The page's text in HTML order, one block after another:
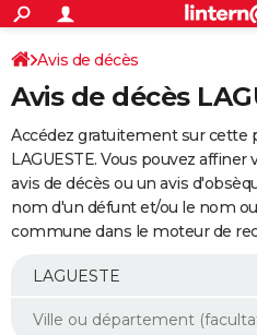
ACTUALITÉS
Politique
Société
Faits Divers
Education
Monde
Villes
+
SPORT
Coupe du monde 2026
Football
Tennis
Cyclisme
Rugby
Forum
Programme TV
TNTStreaming
Cinéma
Sorties cinéma
Musique
+
FINANCE
Retraite
Epargne
Immobilier
Risques naturels par ville
Banque
Assurance
AUTO
Essais
Réserver un essai
Citadines
Berlines
SUV
Forum auto
+
Mobiles
Meilleur smartphone
Internet
Ordinateurs
Jeux vidéo
Guide high-tech
Aménagement intérieur
Avis de décès
Avis de décès
Accédez gratuitement sur cette
LAGUESTE. Vous pouvez
avis de décès ou un avis
nom d'un défunt et/ou le nom
commune dans le moteur de